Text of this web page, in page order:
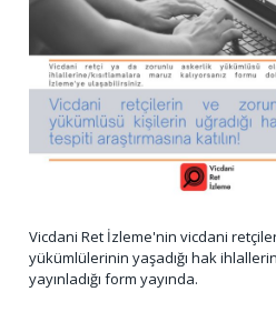
Vicdani Ret İzleme'nin vicdani
yükümlülerinin yaşadığı hak
yayınladığı form yayında.